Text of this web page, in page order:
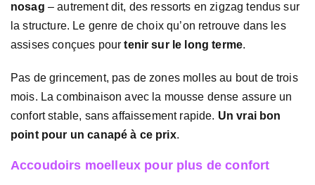
nosag – autrement dit, des ressorts en zigzag tendus sur
la structure. Le genre de choix qu’on retrouve dans les
assises conçues pourtenir sur le long terme.
Pas de grincement, pas de zones molles au bout de trois
mois. La combinaison avec la mousse dense assure un
confort stable, sans affaissement rapide. Un vrai bon
point pour un canapé à ce prix.
Accoudoirs moelleux pour plus de confort